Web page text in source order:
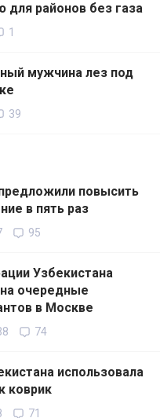
для районов без газа
1
мужчина лез под
39
повысить
в пять раз
95
Узбекистана
очередные
в Москве
74
использовала
коврик
71